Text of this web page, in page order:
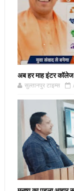
अब हर माह इंटर
सुल्तानपुर टाइम्स